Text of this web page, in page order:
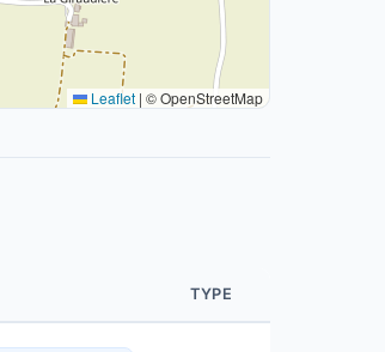
Leaflet | © OpenStreetMap
TYPE